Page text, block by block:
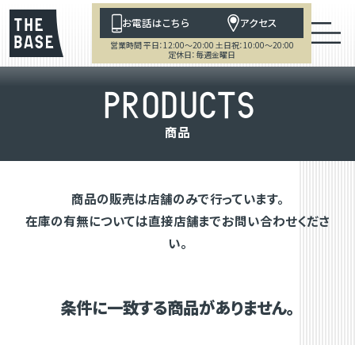
お電話はこちら アクセス
営業時間 平日：12:00～20:00 土日祝：10:00～20:00
定休日：毎週金曜日
PRODUCTS
商品
商品の販売は店舗のみで行っています。
在庫の有無については直接店舗までお問い合わせくださ
い。
条件に一致する商品がありません。